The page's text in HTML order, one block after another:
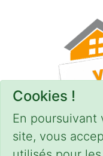
Cookies !
En poursuivant
site, vous